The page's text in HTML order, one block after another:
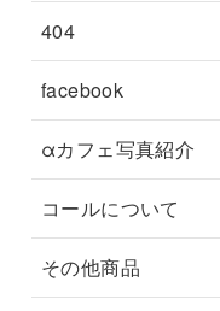
404
facebook
αカフェ写真紹介
コールについて
その他商品